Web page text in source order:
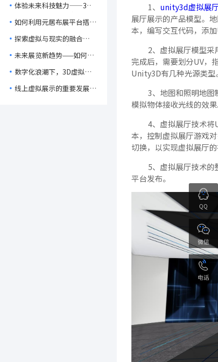
用户带来哪些惊喜？
体验未来科技魅力——3D虚
性！
如何利用元居布展平台搭建
球市场的展示效果！
探索虚拟与现实的融合——
未来趋势
未来展览新趋势——如何通
面的产品展示
数字化浪潮下，3D虚拟展
线上虚拟展示的重要发展趋
1、 unity3d虚拟展
展厅展示的产品模型。
本，编写交互代码，添
2、虚拟展厅模型采
完成后，需要划分UV，
Unity3D有几种光源类型
3、地图和照明地图
模拟物体接收光线的效
4、虚拟展厅技术将
本，控制虚拟展厅游戏
切换，以实现虚拟展厅
5、虚拟展厅技术的
平台发布。
QQ
微信
电话